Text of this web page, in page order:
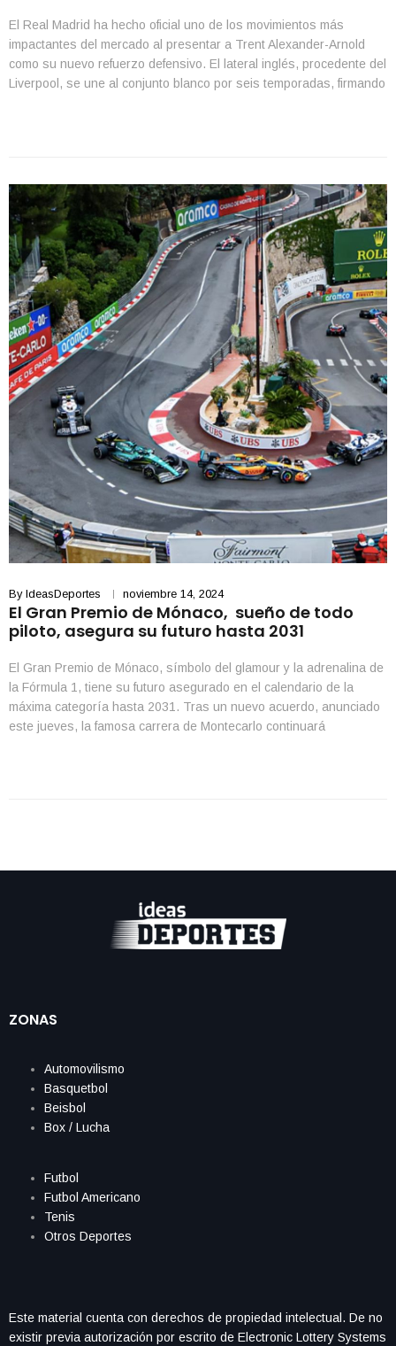
El Real Madrid ha hecho oficial uno de los movimientos más
impactantes del mercado al presentar a Trent Alexander-Arnold
como su nuevo refuerzo defensivo. El lateral inglés, procedente del
Liverpool, se une al conjunto blanco por seis temporadas, firmando
By IdeasDeportes noviembre 14, 2024
El Gran Premio de Mónaco, sueño de todo
piloto, asegura su futuro hasta 2031
El Gran Premio de Mónaco, símbolo del glamour y la adrenalina de
la Fórmula 1, tiene su futuro asegurado en el calendario de la
máxima categoría hasta 2031. Tras un nuevo acuerdo, anunciado
este jueves, la famosa carrera de Montecarlo continuará
ZONAS
Automovilismo
Basquetbol
Beisbol
Box / Lucha
Futbol
Futbol Americano
Tenis
Otros Deportes
Este material cuenta con derechos de propiedad intelectual. De no
existir previa autorización por escrito de Electronic Lottery Systems